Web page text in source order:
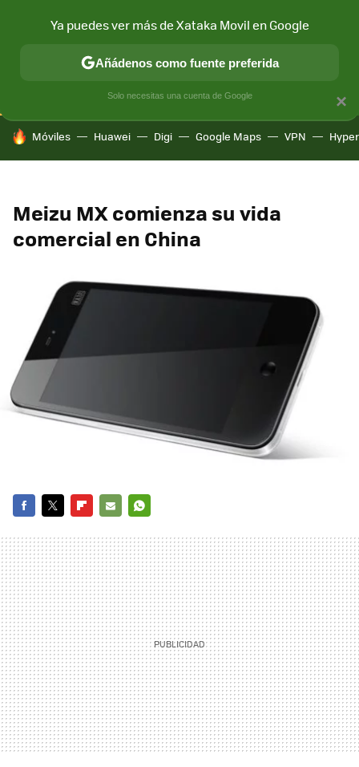
CONECTIVIDAD MÓVIL Y SOCIEDAD APLICACIONES
HOY SE HABLA DE
Móviles Huawei Digi Google Maps VPN
Meizu MX comienza su vida
comercial en China
MAIL
×
Ya puedes ver más de Xataka Movil en Google
Añádenos como fuente preferida
Solo necesitas una cuenta de Google